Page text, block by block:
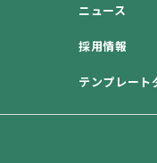
ニュース
採用情報
テンプレート